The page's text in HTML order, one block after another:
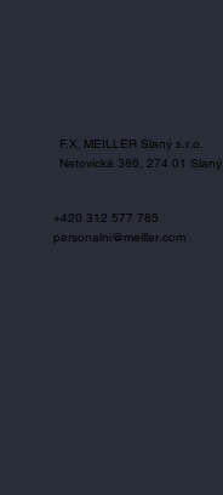
F.X. MEILLER Slaný s.r.o.
Netovická 386, 274 01 Slaný
+420 312 577 785
personalni@meiller.com